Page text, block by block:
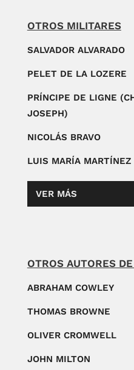
OTROS MILITARES
SALVADOR ALVARADO
PELET DE LA LOZERE
PRÍNCIPE DE LIGNE
JOSEPH)
NICOLÁS BRAVO
LUIS MARÍA MARTÍNEZ
VER MÁS
OTROS AUTORES
ABRAHAM COWLEY
THOMAS BROWNE
OLIVER CROMWELL
JOHN MILTON